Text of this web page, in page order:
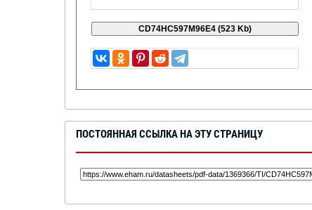
ПОСТОЯННАЯ ССЫЛКА НА ЭТУ СТРАНИЦУ